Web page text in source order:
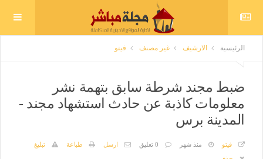
الرئيسية الارشيف غير مصنف فيتو
ضبط مجند شرطة سابق بتهمة نشر
معلومات كاذبة عن حادث استشهاد مجند -
المدينة برس
فيتو منذ شهر 0 تعليق ارسل طباعة
تبليغ